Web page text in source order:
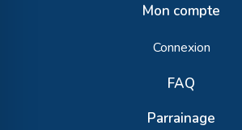
Mon compte
Connexion
FAQ
Parrainage